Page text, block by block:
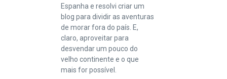
Espanha e resolvi criar um
blog para dividir as aventuras
de morar fora do país. E,
claro, aproveitar para
desvendar um pouco do
velho continente e o que
mais for possível.